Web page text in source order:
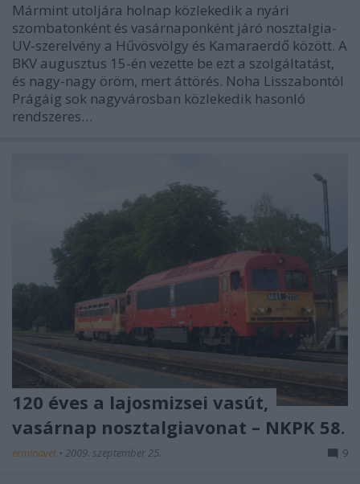
Mármint utoljára holnap közlekedik a nyári
szombatonként és vasárnaponként járó nosztalgia-
UV-szerelvény a Hűvösvölgy és Kamaraerdő között. A
BKV augusztus 15-én vezette be ezt a szolgáltatást,
és nagy-nagy öröm, mert áttörés. Noha Lisszabontól
Prágáig sok nagyvárosban közlekedik hasonló
rendszeres…
120 éves a lajosmizsei vasút,
vasárnap nosztalgiavonat – NKPK 58.
erminavet • 2009. szeptember 25. 9